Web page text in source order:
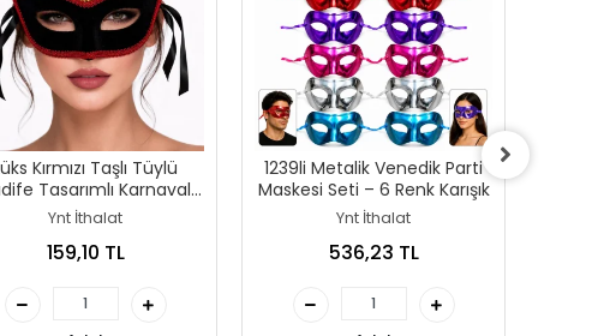
Kırmızı Taşlı Tüylü
Tasarımlı Karnaval
Maskesi
Ynt İthalat
159,10 TL
1239li Metalik Venedik Parti
Maskesi Seti – 6 Renk Karışık
Ynt İthalat
536,23 TL